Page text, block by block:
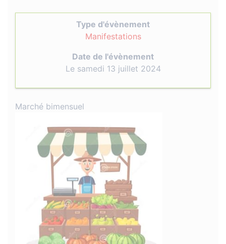
Type d'évènement
Manifestations
Date de l'évènement
Le samedi 13 juillet 2024
Marché bimensuel